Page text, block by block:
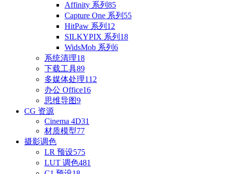
Affinity 系列 85
Capture One 系列 55
HitPaw 系列 12
SILKYPIX 系列 18
WidsMob 系列 6
系统清理18
下载工具89
多媒体处理112
办公 Office16
思维导图9
CG 资源
Cinema 4D31
材质模型77
摄影调色
LR 预设575
LUT 调色481